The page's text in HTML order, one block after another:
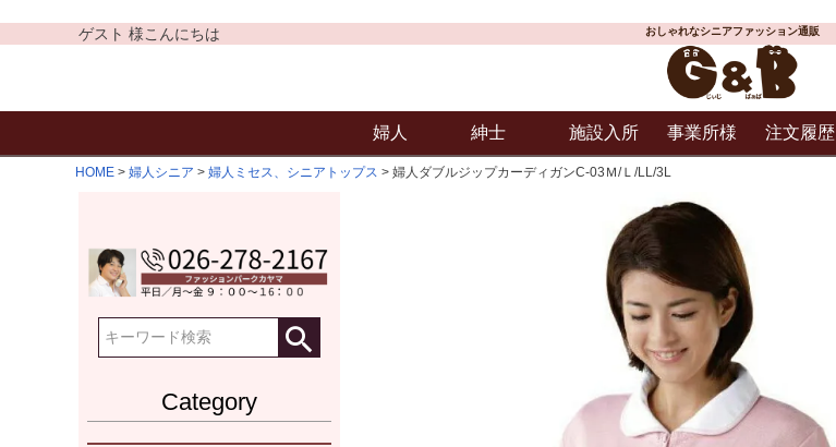
ゲスト 様こんにちは おしゃれなシニアファッション通販
婦人 紳士 施設入所 事業所様 注文履歴
HOME 婦人シニア 婦人ミセス、シニアトップス 婦人ダブルジップカーディガンC-03Ｍ/Ｌ/LL/3L
Category